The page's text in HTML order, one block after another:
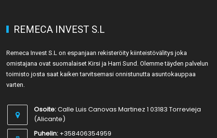
REMECA INVEST S.L
Remeca Invest S.L on espanjaan rekisteröity kiinteistövälitys joka
omistajana ovat suomalaiset Kirsi ja Harri Sund. Olemme täyden palvelun
toimisto josta saat kaiken tarvitsemasi onnistunutta asuntokauppaa
varten.
Osoite:Calle Luis Canovas Martinez 1 03183 Torrevieja
(Alicante)
Puhelin: +358406354959